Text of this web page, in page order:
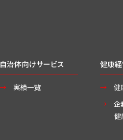
自治体向けサービス
実績一覧
健康
健
企
健